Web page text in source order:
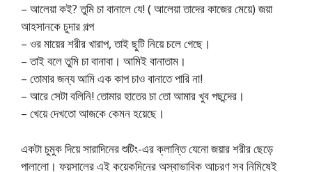
– আলেয়া কই? তুমি চা বানালে যে! ( আলেয়া তাদের কাজের মেয়ে) জয়া
আহসানকে চুদার গল্প
– ওর মায়ের শরীর খারাপ, তাই ছুটি নিয়ে চলে গেছে।
– তাই বলে তুমি চা বানাবা। আমিই বানাতাম।
– তোমার জন্য আমি এক কাপ চাও বানাতে পারি না!
– আরে সেটা বলিনি! তোমার হাতের চা তো আমার খুব পছন্দের।
– খেয়ে দেখতো আজকে কেমন হয়েছে।
একটা চুমুক দিয়ে সারাদিনের শুটিং-এর ক্লান্তি যেনো জয়ার শরীর ছেড়ে
পালালো। ফয়সালের এই কয়েকদিনের অস্বাভাবিক আচরণ সব নিমিষেই